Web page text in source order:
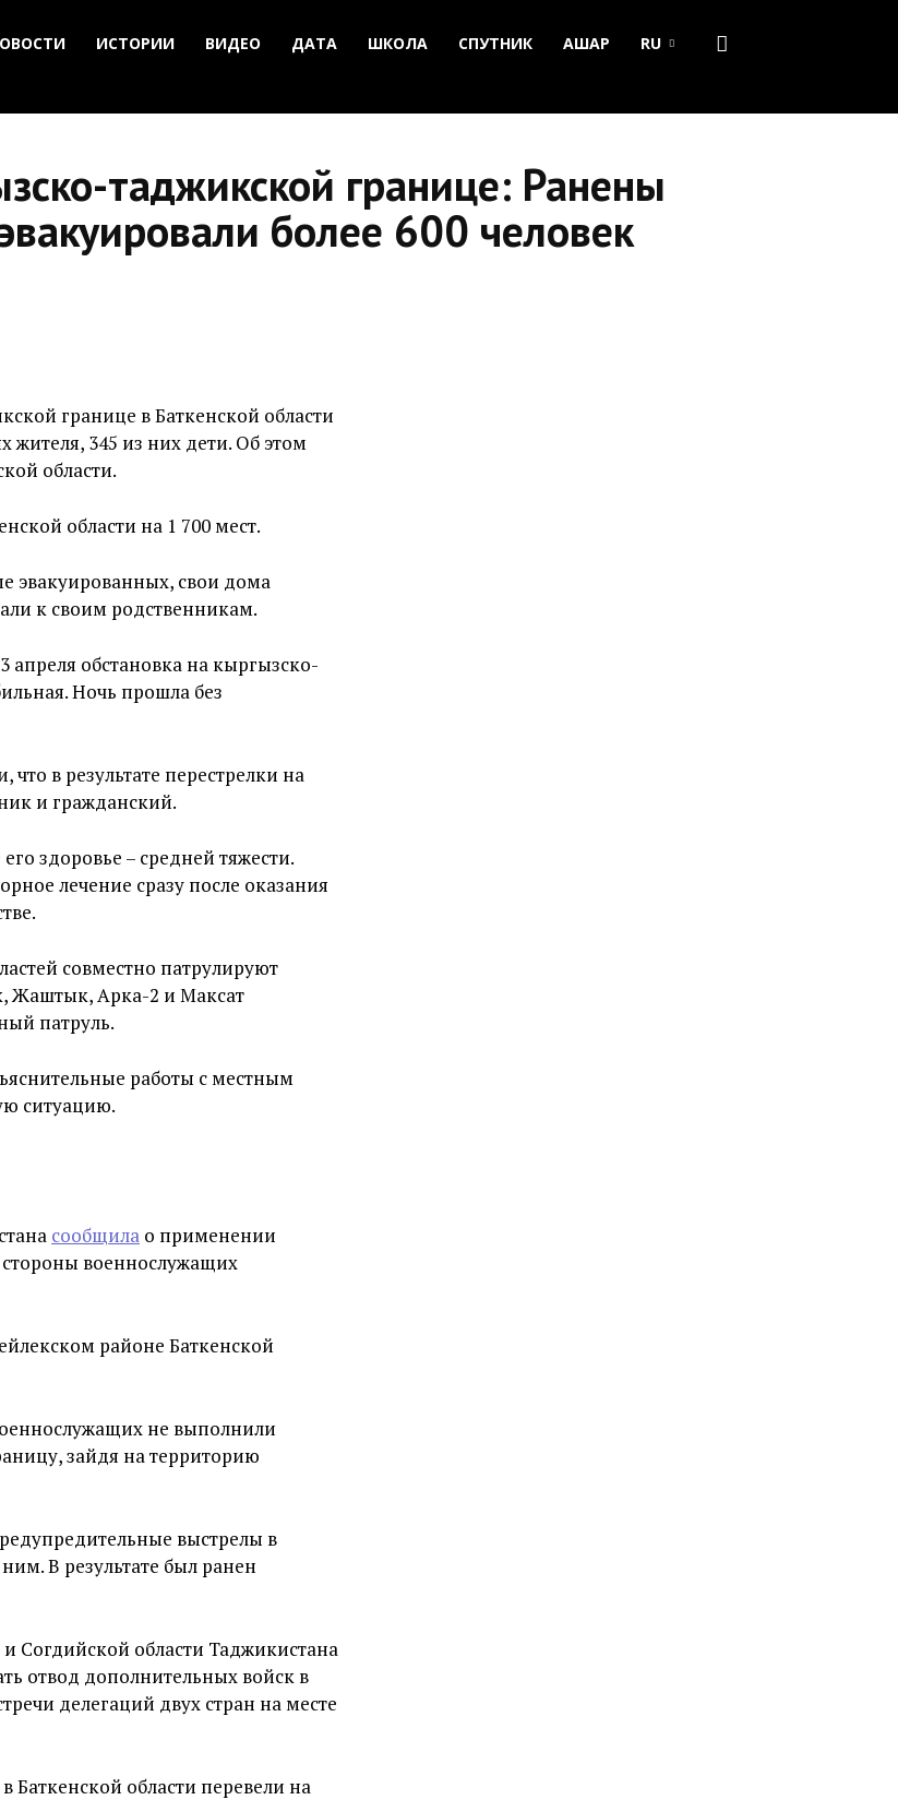
ИСТОРИИ ВИДЕО ДАТА ШКОЛА СПУТНИК АШАР RU
таджикской границе: Ранены
более 600 человек
границе в Баткенской области
жителя, 345 из них дети. Об этом
области.
области на 1 700 мест.
эвакуированных, свои дома
к своим родственникам.
обстановка на кыргызско-
Ночь прошла без
в результате перестрелки на
и гражданский.
здоровье – средней тяжести.
лечение сразу после оказания
совместно патрулируют
Жаштык, Арка-2 и Максат
патруль.
работы с местным
ситуацию.
сообщила о применении
военнослужащих
районе Баткенской
не выполнили
зайдя на территорию
выстрелы в
В результате был ранен
Согдийской области Таджикистана
отвод дополнительных войск в
делегаций двух стран на месте
Баткенской области перевели на